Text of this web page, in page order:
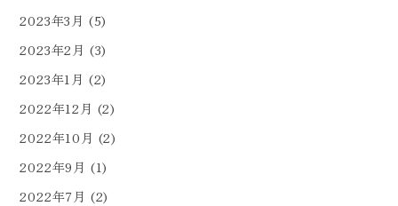
2023年3月 (5)
2023年2月 (3)
2023年1月 (2)
2022年12月 (2)
2022年10月 (2)
2022年9月 (1)
2022年7月 (2)